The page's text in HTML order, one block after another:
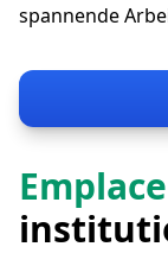
spannende